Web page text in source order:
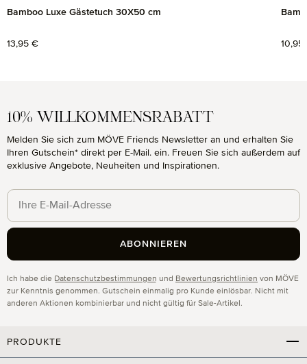
Bamboo Luxe Gästetuch 30X50 cm
Regulärer Preis:
13,95 € 10,95
10% WILLKOMMENSRABATT
Melden Sie sich zum MÖVE Friends Newsletter an und erhalten Sie
Ihren Gutschein* direkt per E-Mail. ein. Freuen Sie sich außerdem auf
exklusive Angebote, Neuheiten und Inspirationen.
Ich habe die Datenschutzbestimmungen und Bewertungsrichtlinien von MÖVE
zur Kenntnis genommen. Gutschein einmalig pro Kunde einlösbar. Nicht mit
anderen Aktionen kombinierbar und nicht gültig für Sale-Artikel.
ABONNIEREN
PRODUKTE